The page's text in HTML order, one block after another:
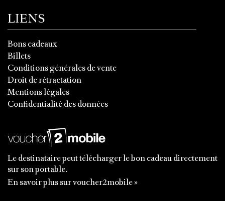
LIENS
Bons cadeaux
Billets
Conditions générales de vente
Droit de rétractation
Mentions légales
Confidentialité des données
Le destinataire peut télécharger le bon cadeau directement
sur son portable.
En savoir plus sur voucher2mobile »